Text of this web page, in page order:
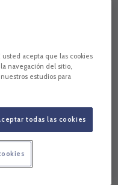
de este partido.
situación similar, en la
usted acepta que las cookies
navegación del sitio,
estudios para
todas las cookies